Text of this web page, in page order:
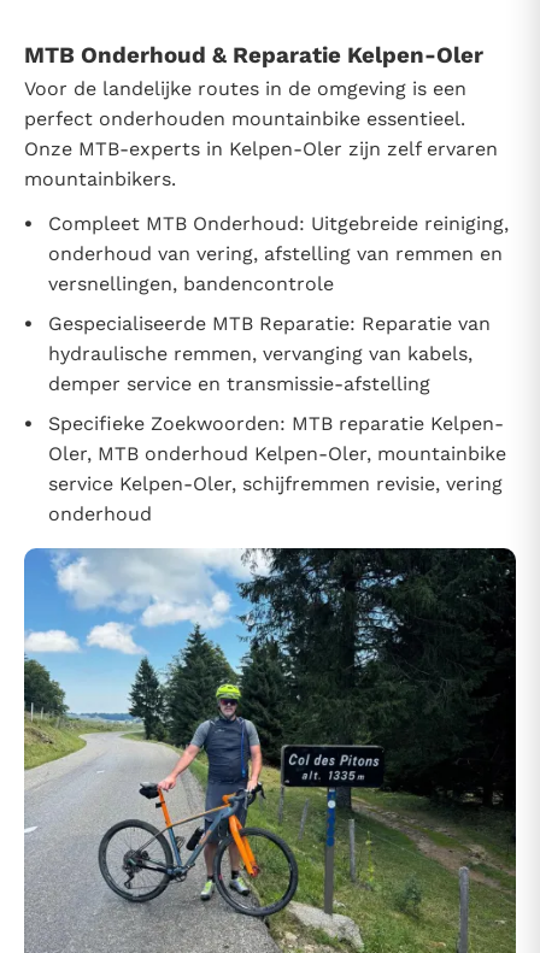
MTB Onderhoud & Reparatie Kelpen-Oler
Voor de landelijke routes in de omgeving is een
perfect onderhouden mountainbike essentieel.
Onze MTB-experts in Kelpen-Oler zijn zelf ervaren
mountainbikers.
Compleet MTB Onderhoud: Uitgebreide reiniging,
onderhoud van vering, afstelling van remmen en
versnellingen, bandencontrole
Gespecialiseerde MTB Reparatie: Reparatie van
hydraulische remmen, vervanging van kabels,
demper service en transmissie-afstelling
Specifieke Zoekwoorden: MTB reparatie Kelpen-
Oler, MTB onderhoud Kelpen-Oler, mountainbike
service Kelpen-Oler, schijfremmen revisie, vering
onderhoud